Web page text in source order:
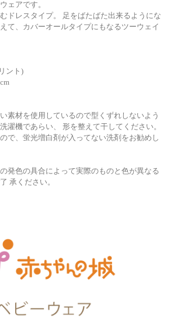
ェアです。
ドレスタイプ。 足をばたばた出来るようにな
て、カバーオールタイプにもなるツーウェイ
ント)
素材を使用しているので型くずれしないよう
濯機であらい、 形を整えて干してください。
で、蛍光増白剤が入ってない洗剤をお勧めし
発色の具合によって実際のものと色が異なる
承ください。